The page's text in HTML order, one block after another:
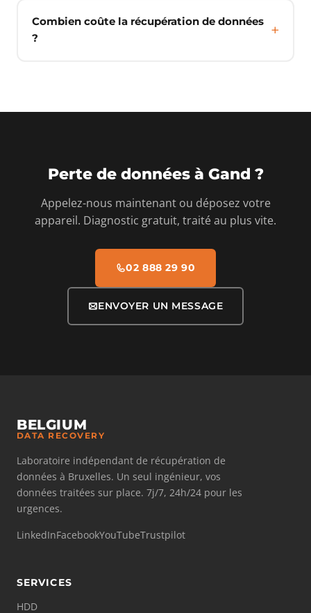
Combien coûte la récupération de données
?
Perte de données à Gand ?
Appelez-nous maintenant ou déposez votre
appareil. Diagnostic gratuit, traité au plus vite.
02 888 29 90
ENVOYER UN MESSAGE
BELGIUM
DATA RECOVERY
Laboratoire indépendant de récupération de
données à Bruxelles. Un seul ingénieur, vos
données traitées sur place. 7j/7, 24h/24 pour les
urgences.
LinkedInFacebookYouTubeTrustpilot
SERVICES
HDD